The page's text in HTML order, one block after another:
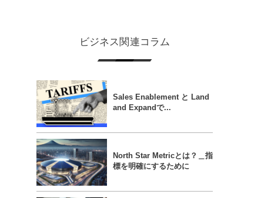
ビジネス関連コラム
Sales Enablement と Land
and Expandで...
North Star Metricとは？＿指
標を明確にするために